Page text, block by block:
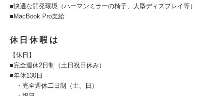
■快適な開発環境（ハーマンミラーの椅子、大型ディスプレイ等）
■MacBook Pro支給
休日休暇は
【休日】
■完全週休2日制（土日祝日休み）
■年休130日
・完全週休二日制（土、日）